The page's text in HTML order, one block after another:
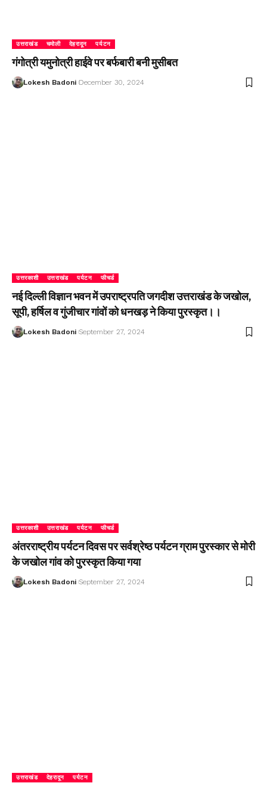
उत्तराखंड चमोली देहरादून पर्यटन
गंगोत्री यमुनोत्री हाईवे पर बर्फबारी बनी मुसीबत
Lokesh Badoni December 30, 2024
उत्तरकाशी उत्तराखंड पर्यटन फीचर्ड
नई दिल्ली विज्ञान भवन में उपराष्ट्रपति जगदीश उत्तराखंड के जखोल,
सूपी, हर्षिल व गुंजीचार गांवों को धनखड़ ने किया पुरस्कृत।।
Lokesh Badoni September 27, 2024
उत्तरकाशी उत्तराखंड पर्यटन फीचर्ड
अंतरराष्ट्रीय पर्यटन दिवस पर सर्वश्रेष्ठ पर्यटन ग्राम पुरस्कार से मोरी
के जखोल गांव को पुरस्कृत किया गया
Lokesh Badoni September 27, 2024
उत्तराखंड देहरादून पर्यटन